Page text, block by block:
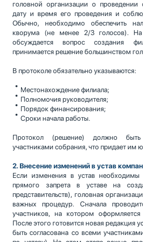
головной организации о проведении
дату и время его проведения и
Обычно, необходимо обеспечить
кворума (не менее 2/3 голосов). На
обсуждается вопрос создания
принимается решение большинством
В протоколе обязательно указываются:
Местонахождение филиала;
Полномочия руководителя;
Порядок финансирования;
Сроки начала работы.
Протокол (решение) должно
участниками собрания, что придает им
2. Внесение изменений в устав
Если изменения в устав необходимы
прямого запрета в уставе на
представительств), головная
важных процедур. Сначала
участников, на котором
После этого готовится новая редакция
быть согласована со всеми